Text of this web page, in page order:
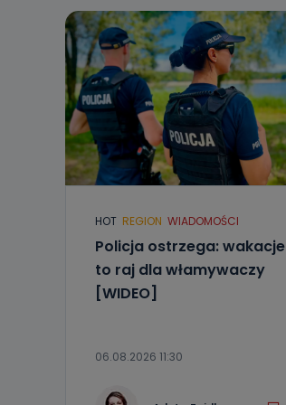
HOT REGION WIADOMOŚCI
Policja ostrzega: wakacje
to raj dla włamywaczy
[WIDEO]
06.08.2026 11:30